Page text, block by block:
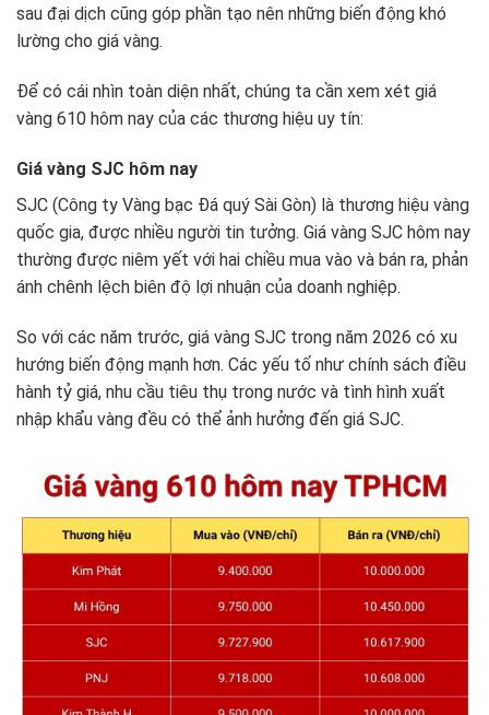
sau đại dịch cũng góp phần tạo nên những biến động khó
lường cho giá vàng.
Để có cái nhìn toàn diện nhất, chúng ta cần xem xét giá
vàng 610 hôm nay của các thương hiệu uy tín:
Giá vàng SJC hôm nay
SJC (Công ty Vàng bạc Đá quý Sài Gòn) là thương hiệu vàng
quốc gia, được nhiều người tin tưởng. Giá vàng SJC hôm nay
thường được niêm yết với hai chiều mua vào và bán ra, phản
ánh chênh lệch biên độ lợi nhuận của doanh nghiệp.
So với các năm trước, giá vàng SJC trong năm 2026 có xu
hướng biến động mạnh hơn. Các yếu tố như chính sách điều
hành tỷ giá, nhu cầu tiêu thụ trong nước và tình hình xuất
nhập khẩu vàng đều có thể ảnh hưởng đến giá SJC.